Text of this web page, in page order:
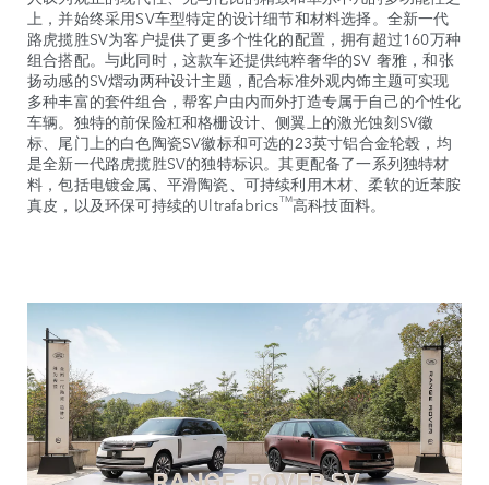
上，并始终采用SV车型特定的设计细节和材料选择。全新一代
路虎揽胜SV为客户提供了更多个性化的配置，拥有超过160万种
组合搭配。与此同时，这款车还提供纯粹奢华的SV 奢雅，和张
扬动感的SV熠动两种设计主题，配合标准外观内饰主题可实现
多种丰富的套件组合，帮客户由内而外打造专属于自己的个性化
车辆。独特的前保险杠和格栅设计、侧翼上的激光蚀刻SV徽
标、尾门上的白色陶瓷SV徽标和可选的23英寸铝合金轮毂，均
是全新一代路虎揽胜SV的独特标识。其更配备了一系列独特材
料，包括电镀金属、平滑陶瓷、可持续利用木材、柔软的近苯胺
真皮，以及环保可持续的UltrafabricsTM高科技面料。